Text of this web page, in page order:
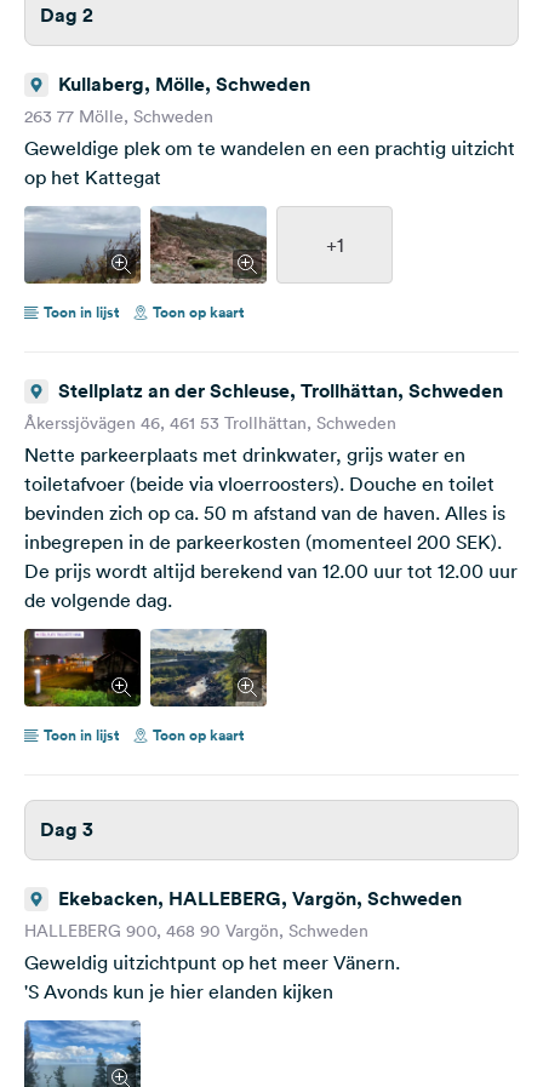
Dag 2
Kullaberg, Mölle, Schweden
263 77 Mölle, Schweden
Geweldige plek om te wandelen en een prachtig uitzicht
op het Kattegat
+1
Toon in lijst Toon op kaart
Stellplatz an der Schleuse, Trollhättan, Schweden
Åkerssjövägen 46, 461 53 Trollhättan, Schweden
Nette parkeerplaats met drinkwater, grijs water en
toiletafvoer (beide via vloerroosters). Douche en toilet
bevinden zich op ca. 50 m afstand van de haven. Alles is
inbegrepen in de parkeerkosten (momenteel 200 SEK).
De prijs wordt altijd berekend van 12.00 uur tot 12.00 uur
de volgende dag.
Toon in lijst Toon op kaart
Dag 3
Ekebacken, HALLEBERG, Vargön, Schweden
HALLEBERG 900, 468 90 Vargön, Schweden
Geweldig uitzichtpunt op het meer Vänern.
'S Avonds kun je hier elanden kijken